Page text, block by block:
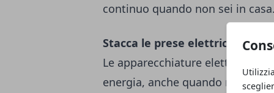
continuo quando non sei in casa.
Stacca le prese elettriche
Le apparecchiature elettroniche
energia, anche quando non